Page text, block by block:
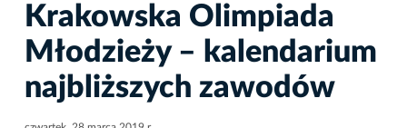
Krakowska Olimpiada
Młodzieży – kalendarium
najbliższych zawodów